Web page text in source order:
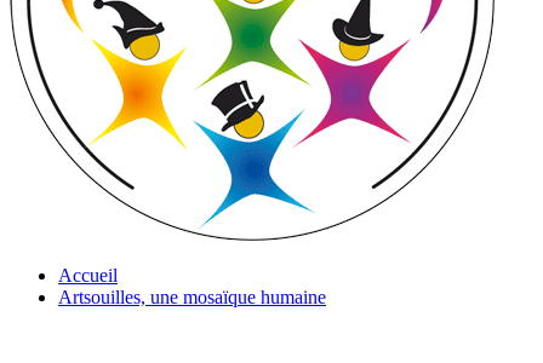
Accueil
Artsouilles, une mosaïque humaine